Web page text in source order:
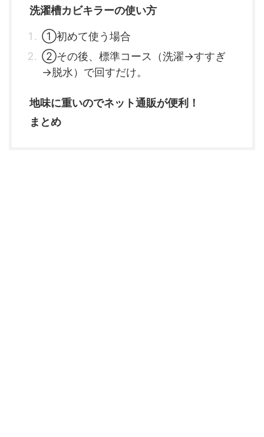
洗濯槽カビキラーの使い方
①初めて使う場合
②その後、標準コース（洗濯→すすぎ
→脱水）で回すだけ。
地味に重いのでネット通販が便利！
まとめ